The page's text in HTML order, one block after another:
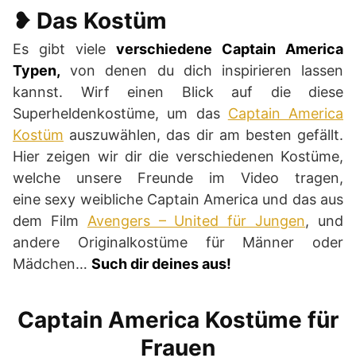
❥ Das Kostüm
Es gibt viele verschiedene Captain America
Typen, von denen du dich inspirieren lassen
kannst. Wirf einen Blick auf die diese
Superheldenkostüme, um das Captain America
Kostüm auszuwählen, das dir am besten gefällt.
Hier zeigen wir dir die verschiedenen Kostüme,
welche unsere Freunde im Video tragen,
eine sexy weibliche Captain America und das aus
dem Film Avengers – United für Jungen, und
andere Originalkostüme für Männer oder
Mädchen… Such dir deines aus!
Captain America Kostüme für
Frauen